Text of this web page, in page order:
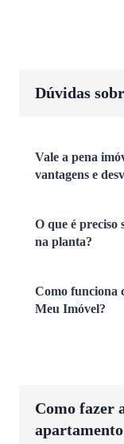
Dúvidas
Vale a pena
vantagens e
O que é preciso
na planta?
Como funciona
Meu Imóvel?
Como fazer